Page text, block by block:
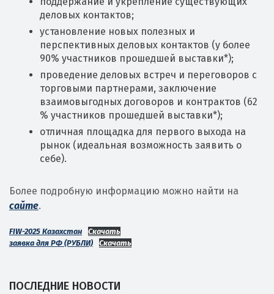
деловых контактов;
установление новых полезных и
перспективных деловых контактов (у более
90% участников прошедшей выставки*);
проведение деловых встреч и переговоров с
торговыми партнерами, заключение
взаимовыгодных договоров и контрактов (62
% участников прошедшей выставки*);
отличная площадка для первого выхода на
рынок (идеальная возможность заявить о
себе).
Более подробную информацию можно найти на
сайте.
FIW-2025 Казахстан
Скачать
заявка для РФ (РУБЛИ)
Скачать
ПОСЛЕДНИЕ НОВОСТИ